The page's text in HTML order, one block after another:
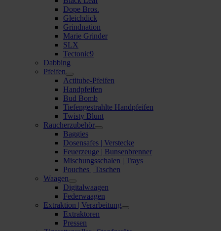
Dope Bros.
Gleichdick
Grindnation
Marie Grinder
SLX
Tectonic9
Dabbing
Pfeifen
Actitube-Pfeifen
Handpfeifen
Bud Bomb
Tiefengestrahlte Handpfeifen
Twisty Blunt
Raucherzubehör
Baggies
Dosensafes | Verstecke
Feuerzeuge | Bunsenbrenner
Mischungsschalen | Trays
Pouches | Taschen
Waagen
Digitalwaagen
Federwaagen
Extraktion | Verarbeitung
Extraktoren
Pressen